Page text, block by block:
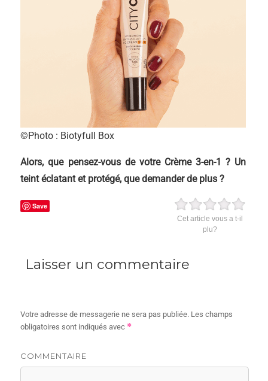
©Photo : Biotyfull Box
Alors, que pensez-vous de votre Crème 3-en-1 ? Un
teint éclatant et protégé, que demander de plus ?
Cet article vous a t-il
plu?
Save
Laisser un commentaire
Votre adresse de messagerie ne sera pas publiée. Les champs
obligatoires sont indiqués avec *
COMMENTAIRE